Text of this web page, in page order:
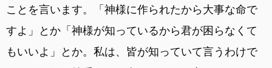
ことを言います。「神様に作られたから大事な命で
すよ」とか「神様が知っているから君が困らなくて
もいいよ」とか。私は、皆が知っていて言うわけで